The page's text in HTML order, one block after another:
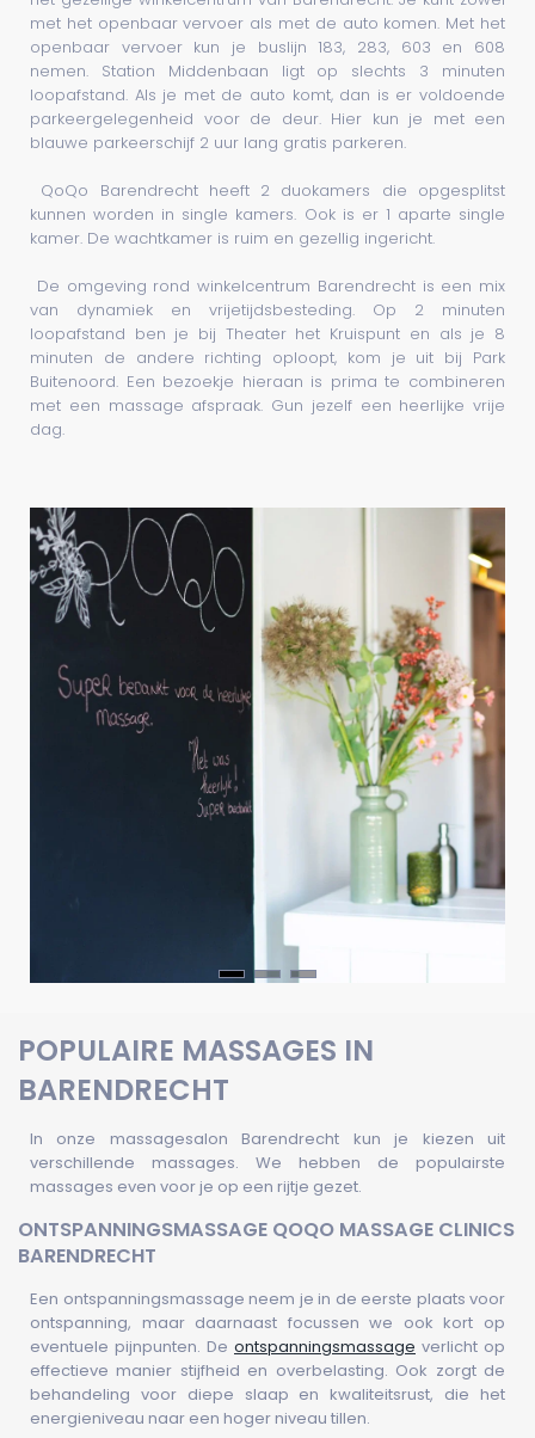
met het openbaar vervoer als met de auto komen. Met het
openbaar vervoer kun je buslijn 183, 283, 603 en 608
nemen. Station Middenbaan ligt op slechts 3 minuten
loopafstand. Als je met de auto komt, dan is er voldoende
parkeergelegenheid voor de deur. Hier kun je met een
blauwe parkeerschijf 2 uur lang gratis parkeren.
QoQo Barendrecht heeft 2 duokamers die opgesplitst
kunnen worden in single kamers. Ook is er 1 aparte single
kamer. De wachtkamer is ruim en gezellig ingericht.
De omgeving rond winkelcentrum Barendrecht is een mix
van dynamiek en vrijetijdsbesteding. Op 2 minuten
loopafstand ben je bij Theater het Kruispunt en als je 8
minuten de andere richting oploopt, kom je uit bij Park
Buitenoord. Een bezoekje hieraan is prima te combineren
met een massage afspraak. Gun jezelf een heerlijke vrije
dag.
POPULAIRE MASSAGES IN
BARENDRECHT
In onze massagesalon Barendrecht kun je kiezen uit
verschillende massages. We hebben de populairste
massages even voor je op een rijtje gezet.
ONTSPANNINGSMASSAGE QOQO MASSAGE CLINICS
BARENDRECHT
Een ontspanningsmassage neem je in de eerste plaats voor
ontspanning, maar daarnaast focussen we ook kort op
eventuele pijnpunten. De ontspanningsmassage verlicht op
effectieve manier stijfheid en overbelasting. Ook zorgt de
behandeling voor diepe slaap en kwaliteitsrust, die het
energieniveau naar een hoger niveau tillen.